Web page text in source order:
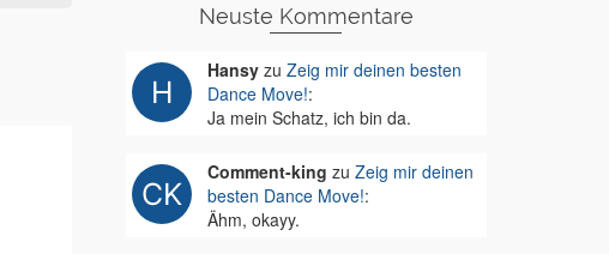
Neuste Kommentare
Hansyzu Zeig mir deinen besten
Dance Move!:
Ja mein Schatz, ich bin da.
Comment-king zu Zeig mir deinen
besten Dance Move!:
Ähm, okayy.